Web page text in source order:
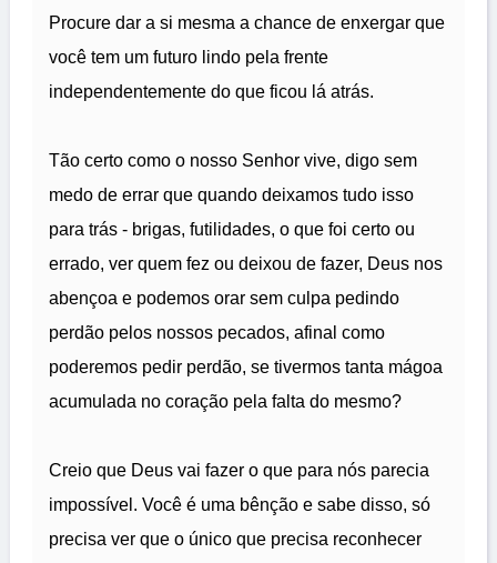
Procure dar a si mesma a chance de enxergar que
você tem um futuro lindo pela frente
independentemente do que ficou lá atrás.
Tão certo como o nosso Senhor vive, digo sem
medo de errar que quando deixamos tudo isso
para trás - brigas, futilidades, o que foi certo ou
errado, ver quem fez ou deixou de fazer, Deus nos
abençoa e podemos orar sem culpa pedindo
perdão pelos nossos pecados, afinal como
poderemos pedir perdão, se tivermos tanta mágoa
acumulada no coração pela falta do mesmo?
Creio que Deus vai fazer o que para nós parecia
impossível. Você é uma bênção e sabe disso, só
precisa ver que o único que precisa reconhecer